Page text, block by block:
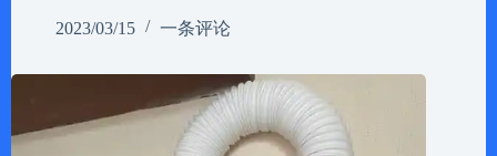
2023/03/15 一条评论